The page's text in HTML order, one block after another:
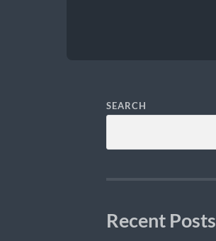
SEARCH
Recent Posts